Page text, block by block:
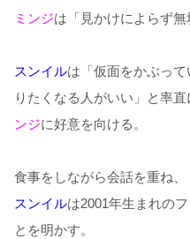
ミンジは「見かけによらず無
スンイルは「仮面をかぶっ
りたくなる人がいい」と率
ンジに好意を向ける。
食事をしながら会話を重ね、
スンイルは2001年生まれの
とを明かす。